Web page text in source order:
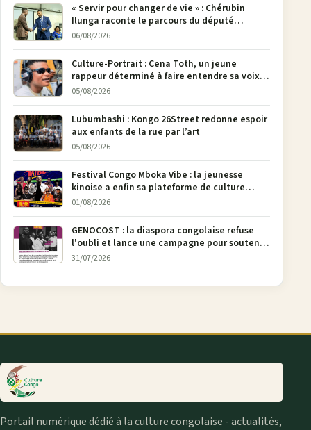
« Servir pour changer de vie » : Chérubin
Ilunga raconte le parcours du député
national Jethro Muyombi Tshimbu en 137
06/08/2026
Culture-Portrait : Cena Toth, un jeune
rappeur déterminé à faire entendre sa voix à
Bunia
05/08/2026
Lubumbashi : Kongo 26Street redonne espoir
aux enfants de la rue par l’art
05/08/2026
Festival Congo Mboka Vibe : la jeunesse
kinoise a enfin sa plateforme de culture
urbaine
01/08/2026
GENOCOST : la diaspora congolaise refuse
l'oubli et lance une campagne pour soutenir
la pétition FONAREV depuis Bruxelles
31/07/2026
Portail numérique dédié à la culture congolaise - actualités,